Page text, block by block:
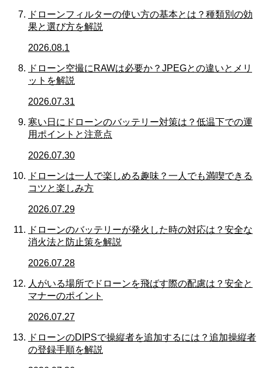
ドローンフィルターの使い方の基本とは？種類別の効
果と選び方を解説
2026.08.1
ドローン空撮にRAWは必要か？JPEGとの違いとメリ
ットを解説
2026.07.31
寒い日にドローンのバッテリー対策は？低温下での運
用ポイントと注意点
2026.07.30
ドローンは一人で楽しめる趣味？一人でも満喫できる
コツと楽しみ方
2026.07.29
ドローンのバッテリーが発火した時の対応は？安全な
消火法と防止策を解説
2026.07.28
人がいる場所でドローンを飛ばす際の配慮は？安全と
マナーのポイント
2026.07.27
ドローンのDIPSで操縦者を追加するには？追加操縦者
の登録手順を解説